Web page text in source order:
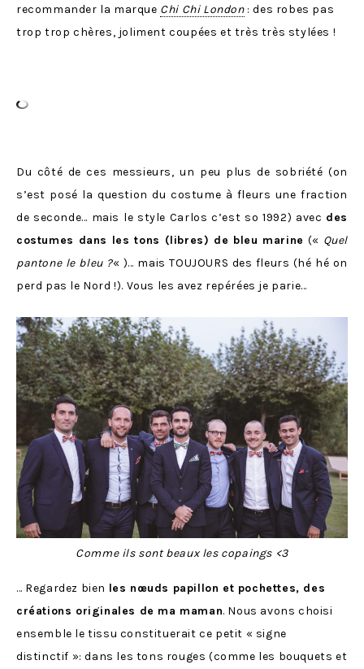
recommander la marque Chi Chi London: des robes pas
trop trop chères, joliment coupées et très très stylées !
Du côté de ces messieurs, un peu plus de sobriété (on
s’est posé la question du costume à fleurs une fraction
de seconde… mais le style Carlos c’est so 1992) avec des
costumes dans les tons (libres) de bleu marine (« Quel
pantone le bleu ?« )… mais TOUJOURS des fleurs (hé hé on
perd pas le Nord !). Vous les avez repérées je parie…
Comme ils sont beaux les copaings <3
… Regardez bien les nœuds papillon et pochettes, des
créations originales de ma maman. Nous avons choisi
ensemble le tissu constituerait ce petit « signe
distinctif »: dans les tons rouges (comme les bouquets et